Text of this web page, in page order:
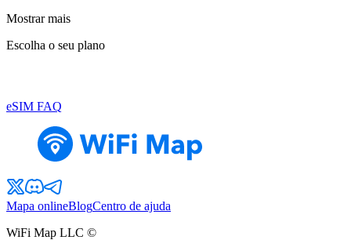
Mostrar mais
Escolha o seu plano
eSIM FAQ
Mapa onlineBlogCentro de ajuda
WiFi Map LLC ©